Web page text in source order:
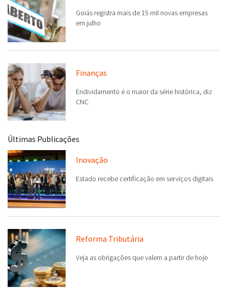
Goiás registra mais de 15 mil novas empresas
em julho
Finanças
Endividamento é o maior da série histórica, diz
CNC
Últimas Publicações
Inovação
Estado recebe certificação em serviços digitais
Reforma Tributária
Veja as obrigações que valem a partir de hoje